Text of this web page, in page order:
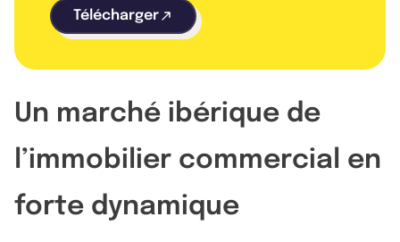
Télécharger
Un marché ibérique de
l’immobilier commercial en
forte dynamique